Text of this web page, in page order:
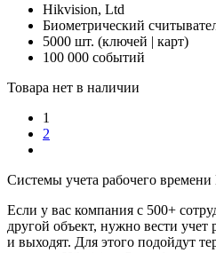
Hikvision, Ltd
Биометрический
5000 шт. (ключей | карт)
100 000 событий
Товара нет в наличии
1
2
Системы учета рабочего
Если у вас компания с 500+
другой объект, нужно вести учет
и выходят. Для этого подойдут